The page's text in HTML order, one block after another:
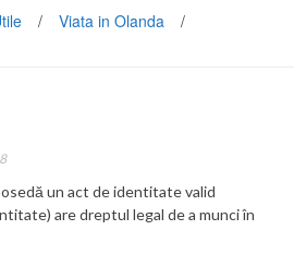
/ Viata in Olanda
/
un act de identitate valid
are dreptul legal de a munci în